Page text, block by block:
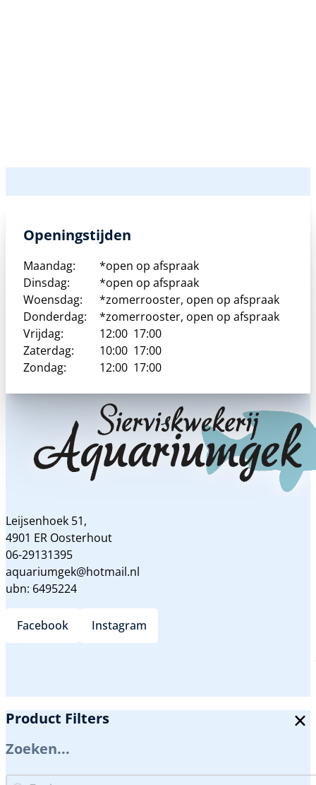
Leijsenhoek 51,
4901 ER Oosterhout
06-29131395
aquariumgek@hotmail.nl
ubn: 6495224
Facebook Instagram
Openingstijden
Maandag:
*open op afspraak
Dinsdag:
*open op afspraak
Woensdag:
*zomerrooster, open op afspraak
Donderdag:
*zomerrooster, open op afspraak
Vrijdag:
12:00 17:00
Zaterdag:
10:00 17:00
Zondag:
12:00 17:00
Product Filters
Zoeken...